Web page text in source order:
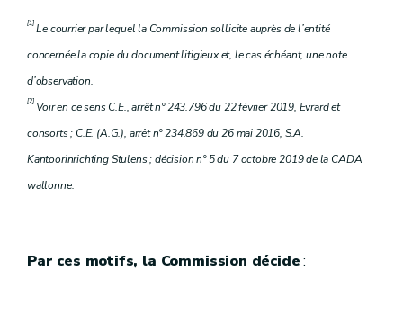
[1]Le courrier par lequel la Commission sollicite auprès de l’entité
concernée la copie du document litigieux et, le cas échéant, une note
d’observation.
[2]Voir en ce sens C.E., arrêt n° 243.796 du 22 février 2019, Evrard et
consorts ; C.E. (A.G.), arrêt n° 234.869 du 26 mai 2016, S.A.
Kantoorinrichting Stulens ; décision n° 5 du 7 octobre 2019 de la CADA
wallonne.
Par ces motifs, la Commission décide: